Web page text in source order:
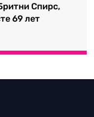
Спирс,
69 лет